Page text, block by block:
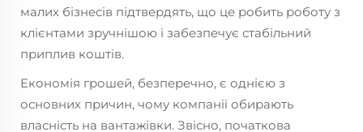
малих бізнесів підтвердять, що це робить роботу з
клієнтами зручнішою і забезпечує стабільний
приплив коштів.
Економія грошей, безперечно, є однією з
основних причин, чому компанії обирають
власність на вантажівки. Звісно, початкова